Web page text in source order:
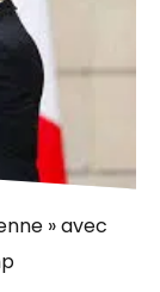
» avec